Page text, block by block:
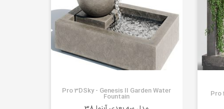
Pro
Pro 3DSky - Genesis II Garden Water
Fountain